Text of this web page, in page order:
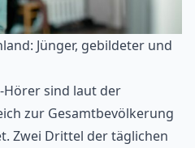
Jünger, gebildeter und
sind laut der
zur Gesamtbevölkerung
Zwei Drittel der täglichen